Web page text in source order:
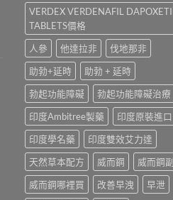
VERDEX VERDENAFIL
TABLETS價格
人參
他達拉非
伐地那非
助勃+延時
助勃 + 延時
勃起功能障礙
勃起功能障礙治療
印度Ambitree製藥
印度原裝進口
印度學名藥
印度雙效艾力達
天然草本配方
威而鋼
威而鋼
威而鋼哪裡買
改善早洩
早泄